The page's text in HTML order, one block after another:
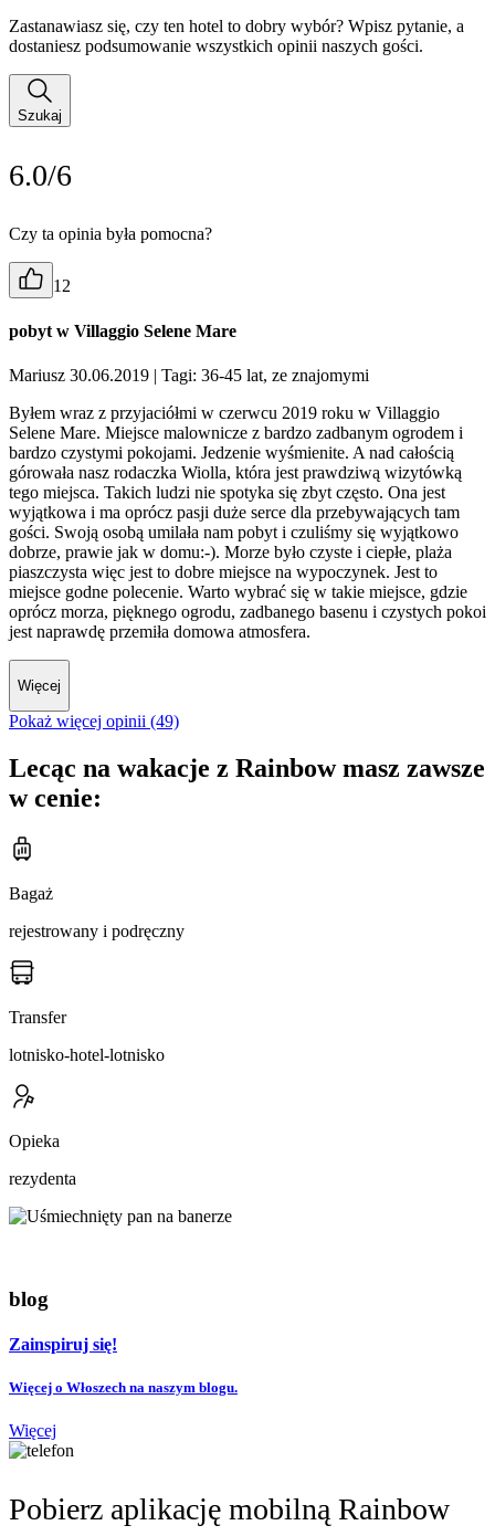
Zastanawiasz się, czy ten hotel to dobry wybór? Wpisz pytanie, a
dostaniesz podsumowanie wszystkich opinii naszych gości.
Szukaj
6.0/6
Czy ta opinia była pomocna?
12
pobyt w Villaggio Selene Mare
Mariusz 30.06.2019 | Tagi: 36-45 lat, ze znajomymi
Byłem wraz z przyjaciółmi w czerwcu 2019 roku w Villaggio
Selene Mare. Miejsce malownicze z bardzo zadbanym ogrodem i
bardzo czystymi pokojami. Jedzenie wyśmienite. A nad całością
górowała nasz rodaczka Wiolla, która jest prawdziwą wizytówką
tego miejsca. Takich ludzi nie spotyka się zbyt często. Ona jest
wyjątkowa i ma oprócz pasji duże serce dla przebywających tam
gości. Swoją osobą umilała nam pobyt i czuliśmy się wyjątkowo
dobrze, prawie jak w domu:-). Morze było czyste i ciepłe, plaża
piaszczysta więc jest to dobre miejsce na wypoczynek. Jest to
miejsce godne polecenie. Warto wybrać się w takie miejsce, gdzie
oprócz morza, pięknego ogrodu, zadbanego basenu i czystych pokoi
jest naprawdę przemiła domowa atmosfera.
Więcej
Pokaż więcej opinii (49)
Lecąc na wakacje z Rainbow masz zawsze
w cenie:
Bagaż
rejestrowany i podręczny
Transfer
lotnisko-hotel-lotnisko
Opieka
rezydenta
blog
Zainspiruj się!
Więcej o Włoszech na naszym blogu.
Więcej
Pobierz aplikację mobilną Rainbow